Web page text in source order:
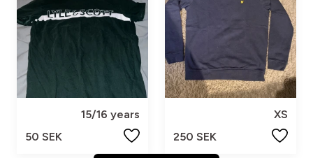
15/16 years
50 SEK
XS
250 SEK